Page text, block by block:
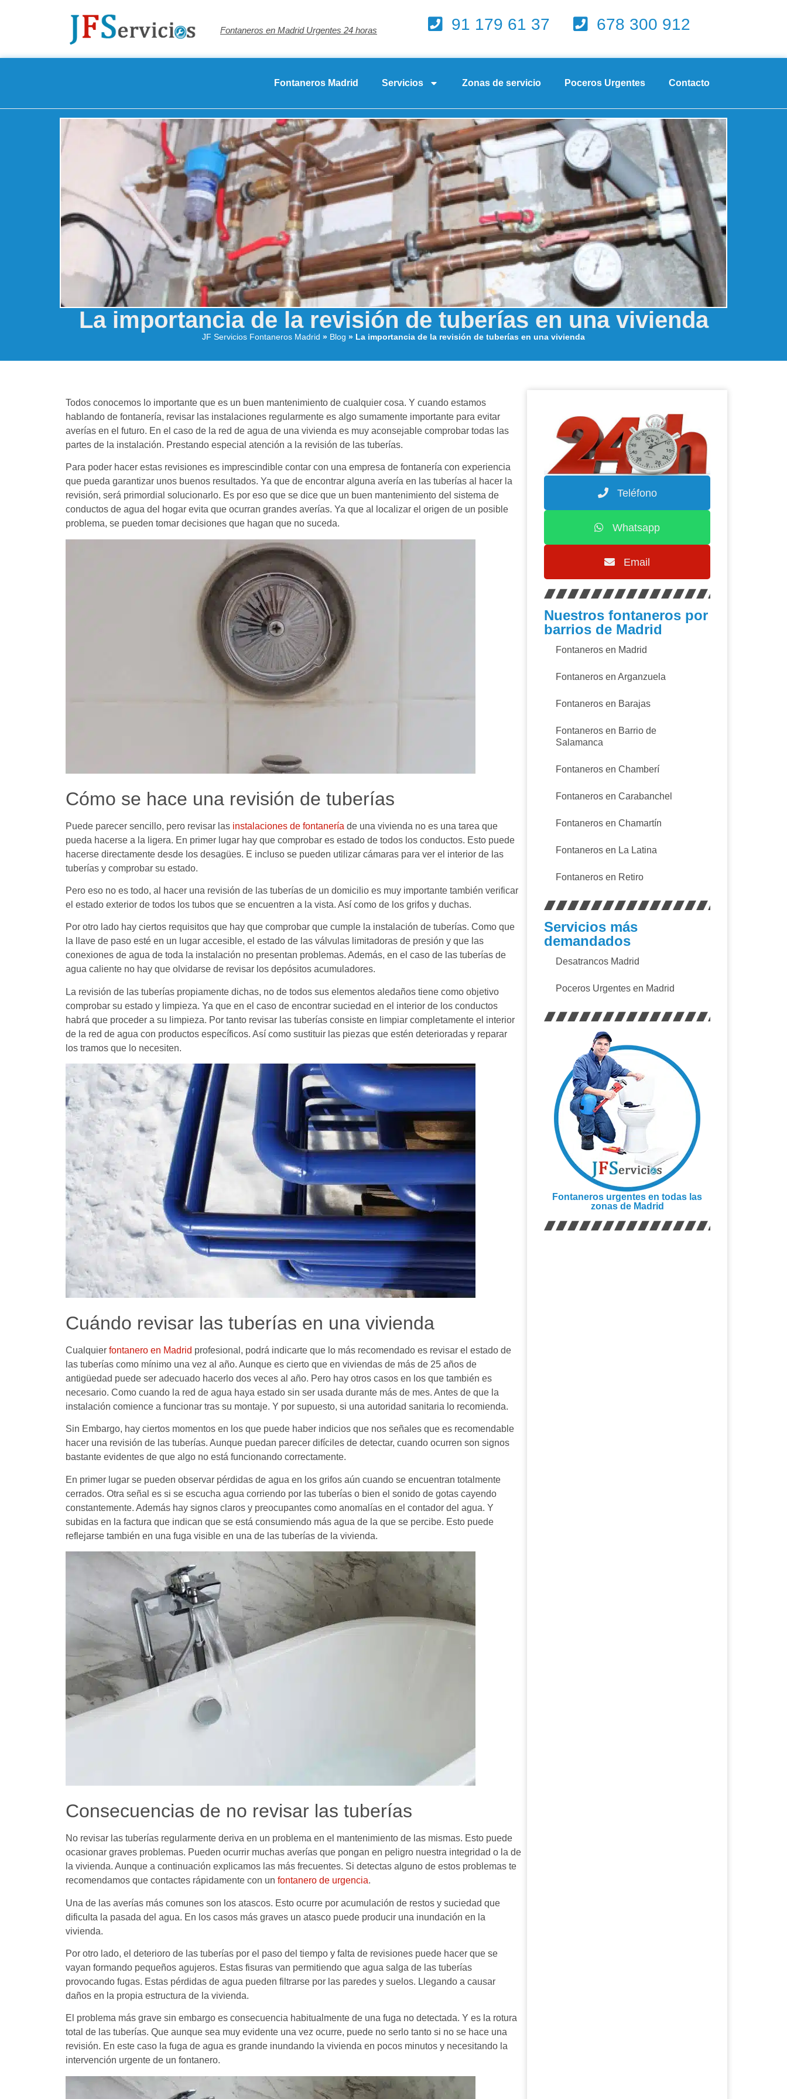
Fontaneros en Madrid Urgentes 24 horas 91 179 61 37 678 300 912
Fontaneros Madrid Servicios Zonas de servicio Poceros Urgentes Contacto
La importancia de la revisión de tuberías en una vivienda
JF Servicios Fontaneros Madrid » Blog » La importancia de la revisión de tuberías en una vivienda
Todos conocemos lo importante que es un buen mantenimiento de cualquier cosa. Y cuando estamos
hablando de fontanería, revisar las instalaciones regularmente es algo sumamente importante para evitar
averías en el futuro. En el caso de la red de agua de una vivienda es muy aconsejable comprobar todas las
partes de la instalación. Prestando especial atención a la revisión de las tuberías.
Para poder hacer estas revisiones es imprescindible contar con una empresa de fontanería con experiencia
que pueda garantizar unos buenos resultados. Ya que de encontrar alguna avería en las tuberías al hacer la
revisión, será primordial solucionarlo. Es por eso que se dice que un buen mantenimiento del sistema de
conductos de agua del hogar evita que ocurran grandes averías. Ya que al localizar el origen de un posible
problema, se pueden tomar decisiones que hagan que no suceda.
Cómo se hace una revisión de tuberías
Puede parecer sencillo, pero revisar las instalaciones de fontanería de una vivienda no es una tarea que
pueda hacerse a la ligera. En primer lugar hay que comprobar es estado de todos los conductos. Esto puede
hacerse directamente desde los desagües. E incluso se pueden utilizar cámaras para ver el interior de las
tuberías y comprobar su estado.
Pero eso no es todo, al hacer una revisión de las tuberías de un domicilio es muy importante también verificar
el estado exterior de todos los tubos que se encuentren a la vista. Así como de los grifos y duchas.
Por otro lado hay ciertos requisitos que hay que comprobar que cumple la instalación de tuberías. Como que
la llave de paso esté en un lugar accesible, el estado de las válvulas limitadoras de presión y que las
conexiones de agua de toda la instalación no presentan problemas. Además, en el caso de las tuberías de
agua caliente no hay que olvidarse de revisar los depósitos acumuladores.
La revisión de las tuberías propiamente dichas, no de todos sus elementos aledaños tiene como objetivo
comprobar su estado y limpieza. Ya que en el caso de encontrar suciedad en el interior de los conductos
habrá que proceder a su limpieza. Por tanto revisar las tuberías consiste en limpiar completamente el interior
de la red de agua con productos específicos. Así como sustituir las piezas que estén deterioradas y reparar
los tramos que lo necesiten.
Cuándo revisar las tuberías en una vivienda
Cualquier fontanero en Madrid profesional, podrá indicarte que lo más recomendado es revisar el estado de
las tuberías como mínimo una vez al año. Aunque es cierto que en viviendas de más de 25 años de
antigüedad puede ser adecuado hacerlo dos veces al año. Pero hay otros casos en los que también es
necesario. Como cuando la red de agua haya estado sin ser usada durante más de mes. Antes de que la
instalación comience a funcionar tras su montaje. Y por supuesto, si una autoridad sanitaria lo recomienda.
Sin Embargo, hay ciertos momentos en los que puede haber indicios que nos señales que es recomendable
hacer una revisión de las tuberías. Aunque puedan parecer difíciles de detectar, cuando ocurren son signos
bastante evidentes de que algo no está funcionando correctamente.
En primer lugar se pueden observar pérdidas de agua en los grifos aún cuando se encuentran totalmente
cerrados. Otra señal es si se escucha agua corriendo por las tuberías o bien el sonido de gotas cayendo
constantemente. Además hay signos claros y preocupantes como anomalías en el contador del agua. Y
subidas en la factura que indican que se está consumiendo más agua de la que se percibe. Esto puede
reflejarse también en una fuga visible en una de las tuberías de la vivienda.
Consecuencias de no revisar las tuberías
No revisar las tuberías regularmente deriva en un problema en el mantenimiento de las mismas. Esto puede
ocasionar graves problemas. Pueden ocurrir muchas averías que pongan en peligro nuestra integridad o la de
la vivienda. Aunque a continuación explicamos las más frecuentes. Si detectas alguno de estos problemas te
recomendamos que contactes rápidamente con un fontanero de urgencia.
Una de las averías más comunes son los atascos. Esto ocurre por acumulación de restos y suciedad que
dificulta la pasada del agua. En los casos más graves un atasco puede producir una inundación en la
vivienda.
Por otro lado, el deterioro de las tuberías por el paso del tiempo y falta de revisiones puede hacer que se
vayan formando pequeños agujeros. Estas fisuras van permitiendo que agua salga de las tuberías
provocando fugas. Estas pérdidas de agua pueden filtrarse por las paredes y suelos. Llegando a causar
daños en la propia estructura de la vivienda.
El problema más grave sin embargo es consecuencia habitualmente de una fuga no detectada. Y es la rotura
total de las tuberías. Que aunque sea muy evidente una vez ocurre, puede no serlo tanto si no se hace una
revisión. En este caso la fuga de agua es grande inundando la vivienda en pocos minutos y necesitando la
intervención urgente de un fontanero.
Teléfono
Whatsapp
Email
Nuestros fontaneros por
barrios de Madrid
Fontaneros en Madrid
Fontaneros en Arganzuela
Fontaneros en Barajas
Fontaneros en Barrio de
Salamanca
Fontaneros en Chamberí
Fontaneros en Carabanchel
Fontaneros en Chamartín
Fontaneros en La Latina
Fontaneros en Retiro
Servicios más
demandados
Desatrancos Madrid
Poceros Urgentes en Madrid
Fontaneros urgentes en todas las
zonas de Madrid